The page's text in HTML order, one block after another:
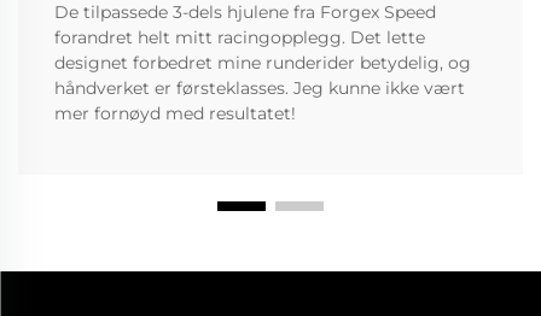
De tilpassede 3-dels hjulene fra Forgex Speed
forandret helt mitt racingopplegg. Det lette
designet forbedret mine runderider betydelig, og
håndverket er førsteklasses. Jeg kunne ikke vært
mer fornøyd med resultatet!